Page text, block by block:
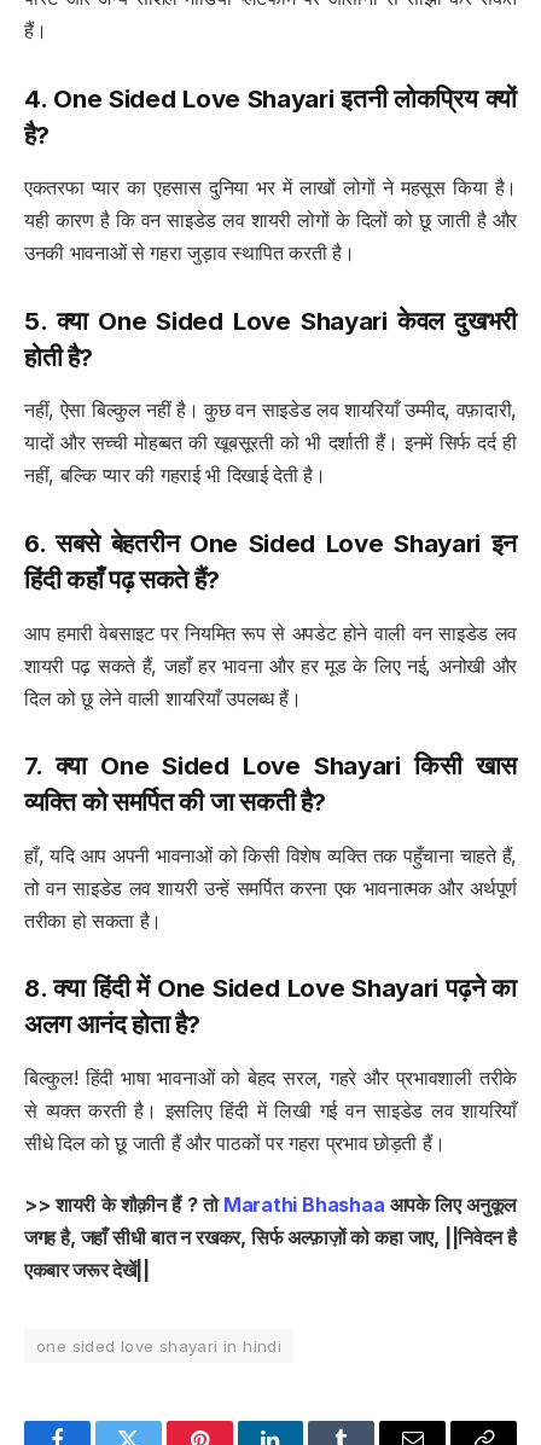
हैं।
4. One Sided Love Shayari इतनी लोकप्रिय क्यों
है?
एकतरफा प्यार का एहसास दुनिया भर में लाखों लोगों ने महसूस किया है।
यही कारण है कि वन साइडेड लव शायरी लोगों के दिलों को छू जाती है और
उनकी भावनाओं से गहरा जुड़ाव स्थापित करती है।
5. क्या One Sided Love Shayariकेवल दुखभरी
होती है?
नहीं, ऐसा बिल्कुल नहीं है। कुछ वन साइडेड लव शायरियाँ उम्मीद, वफ़ादारी,
यादों और सच्ची मोहब्बत की खूबसूरती को भी दर्शाती हैं। इनमें सिर्फ दर्द ही
नहीं, बल्कि प्यार की गहराई भी दिखाई देती है।
6. सबसे बेहतरीन One Sided Love Shayariइन
हिंदी कहाँ पढ़ सकते हैं?
आप हमारी वेबसाइट पर नियमित रूप से अपडेट होने वाली वन साइडेड लव
शायरी पढ़ सकते हैं, जहाँ हर भावना और हर मूड के लिए नई, अनोखी और
दिल को छू लेने वाली शायरियाँ उपलब्ध हैं।
7. क्या One Sided Love Shayariकिसी खास
व्यक्ति को समर्पित की जा सकती है?
हाँ, यदि आप अपनी भावनाओं को किसी विशेष व्यक्ति तक पहुँचाना चाहते हैं,
तो वन साइडेड लव शायरी उन्हें समर्पित करना एक भावनात्मक और अर्थपूर्ण
तरीका हो सकता है।
8. क्या हिंदी में One Sided Love Shayariपढ़ने का
अलग आनंद होता है?
बिल्कुल! हिंदी भाषा भावनाओं को बेहद सरल, गहरे और प्रभावशाली तरीके
से व्यक्त करती है। इसलिए हिंदी में लिखी गई वन साइडेड लव शायरियाँ
सीधे दिल को छू जाती हैं और पाठकों पर गहरा प्रभाव छोड़ती हैं।
>> शायरी के शौक़ीन हैं ? तो Marathi Bhashaa आपके लिए अनुकूल
जगह है, जहाँ सीधी बात न रखकर, सिर्फ अल्फ़ाज़ों को कहा जाए, ||निवेदन है
एकबार जरूर देखें||
one sided love shayari in hindi